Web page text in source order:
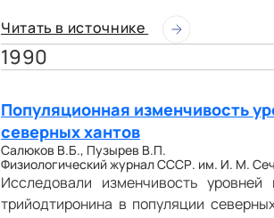
Читать в источнике
1990
Популяционная изменчивость
северных хантов
Салюков В.Б., Пузырев В.П.
Физиологический журнал СССР. им. И. М.
Исследовали изменчивость уровней
трийодтиронина в популяции